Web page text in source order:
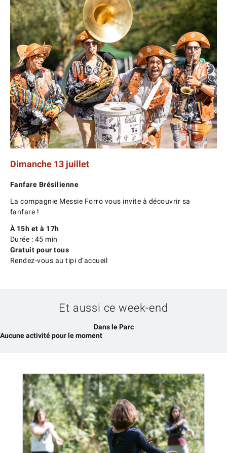
Dimanche 13 juillet
Fanfare Brésilienne
La compagnie Messie Forro vous invite à découvrir sa
fanfare !
À 15h et à 17h
Durée : 45 min
Gratuit pour tous
Rendez-vous au tipi d’accueil
Et aussi ce week-end
Dans le Parc
Aucune activité pour le moment